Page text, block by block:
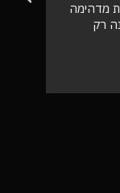
מדהימה
רק